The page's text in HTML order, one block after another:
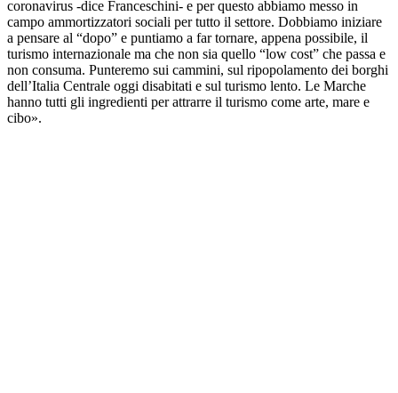
coronavirus -dice Franceschini- e per questo abbiamo messo in
campo ammortizzatori sociali per tutto il settore. Dobbiamo iniziare
a pensare al “dopo” e puntiamo a far tornare, appena possibile, il
turismo internazionale ma che non sia quello “low cost” che passa e
non consuma. Punteremo sui cammini, sul ripopolamento dei borghi
dell’Italia Centrale oggi disabitati e sul turismo lento. Le Marche
hanno tutti gli ingredienti per attrarre il turismo come arte, mare e
cibo».